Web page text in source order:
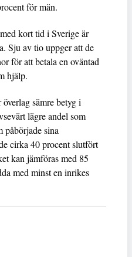
för män.
kort tid i Sverige är
Sju av tio uppger att de
för att betala en oväntad
hjälp.
sämre betyg i
lägre andel som
påbörjade sina
cirka 40 procent slutfört
kan jämföras med 85
med minst en inrikes